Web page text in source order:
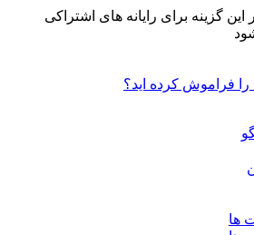
این گزینه برای رایانه های اشتراکی
را فراموش کرده اید؟
ها